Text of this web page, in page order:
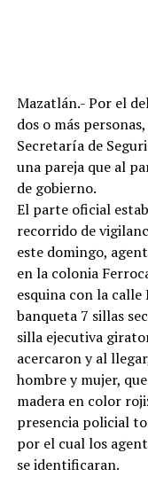
Mazatlán.- Por el
dos o más
Secretaría de
una pareja que al
de gobierno.
El parte oficial
recorrido de
este domingo,
en la colonia
esquina con la
banqueta 7 sillas
silla ejecutiva
acercaron y al
hombre y mujer,
madera en color
presencia policial
por el cual los
se identificaran.